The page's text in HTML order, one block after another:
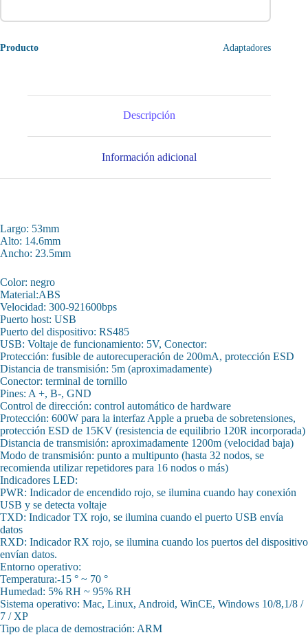
Producto Adaptadores
Descripción
Información adicional
Largo: 53mm
Alto: 14.6mm
Ancho: 23.5mm
Color: negro
Material:ABS
Velocidad: 300-921600bps
Puerto host: USB
Puerto del dispositivo: RS485
USB: Voltaje de funcionamiento: 5V, Conector:
Protección: fusible de autorecuperación de 200mA, protección ESD
Distancia de transmisión: 5m (aproximadamente)
Conector: terminal de tornillo
Pines: A +, B-, GND
Control de dirección: control automático de hardware
Protección: 600W para la interfaz Apple a prueba de sobretensiones,
protección ESD de 15KV (resistencia de equilibrio 120R incorporada)
Distancia de transmisión: aproximadamente 1200m (velocidad baja)
Modo de transmisión: punto a multipunto (hasta 32 nodos, se
recomienda utilizar repetidores para 16 nodos o más)
Indicadores LED:
PWR: Indicador de encendido rojo, se ilumina cuando hay conexión
USB y se detecta voltaje
TXD: Indicador TX rojo, se ilumina cuando el puerto USB envía
datos
RXD: Indicador RX rojo, se ilumina cuando los puertos del dispositivo
envían datos.
Entorno operativo:
Temperatura:-15 ° ~ 70 °
Humedad: 5% RH ~ 95% RH
Sistema operativo: Mac, Linux, Android, WinCE, Windows 10/8,1/8 /
7 / XP
Tipo de placa de demostración: ARM